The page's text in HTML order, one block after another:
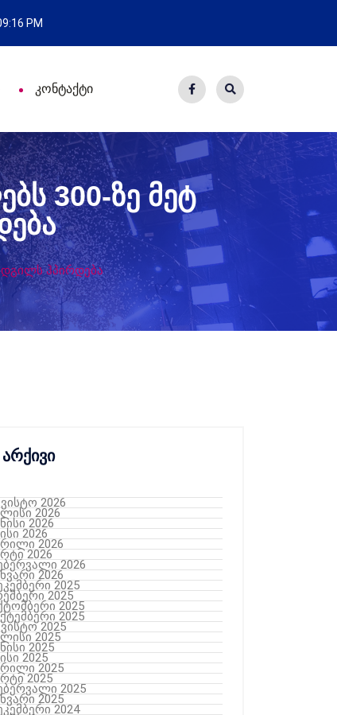
PM
კონტაქტი
300-ზე მეტ
ჰპირდება
არქივი
2026
2026
2026
2026
2026
2026
2026
2026
2025
2025
2025
2025
2025
2025
2025
2025
2025
2025
2025
2025
2024